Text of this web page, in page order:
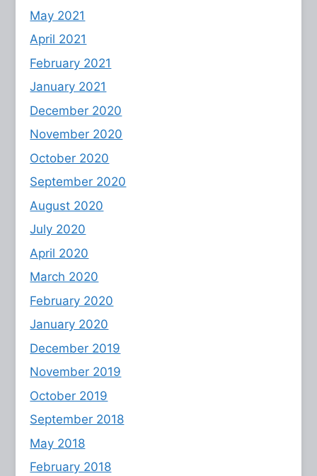
May 2021
April 2021
February 2021
January 2021
December 2020
November 2020
October 2020
September 2020
August 2020
July 2020
April 2020
March 2020
February 2020
January 2020
December 2019
November 2019
October 2019
September 2018
May 2018
February 2018